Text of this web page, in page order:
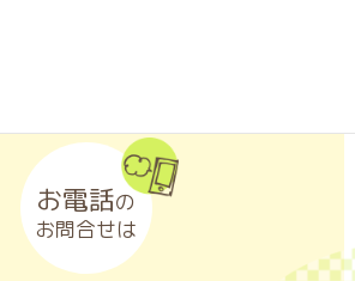
お電話の
お問合せは